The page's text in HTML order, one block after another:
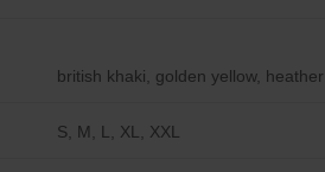
british khaki, golden yellow,
S, M, L, XL, XXL